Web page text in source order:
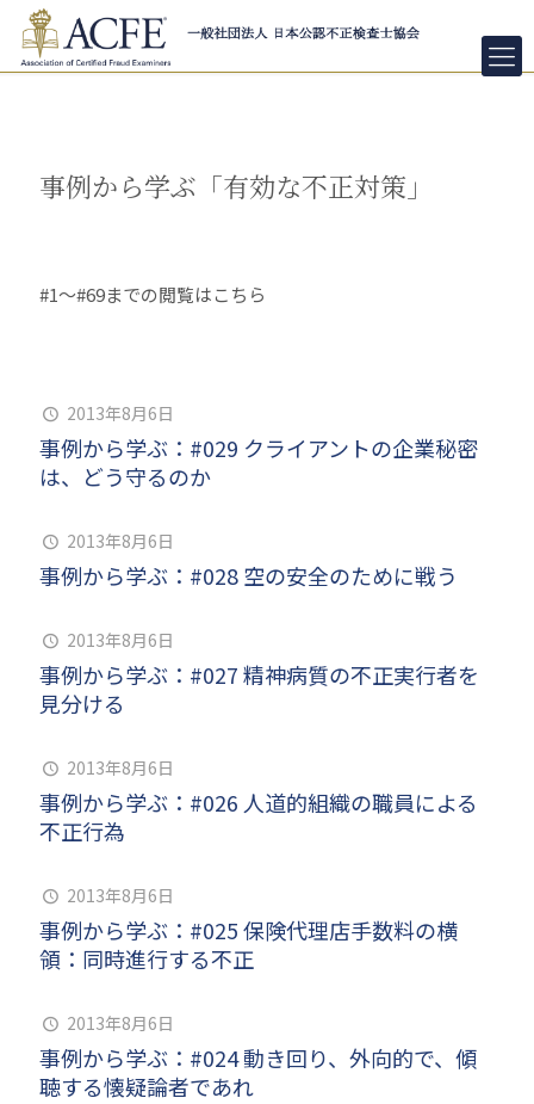
事例から学ぶ「有効な不正対策」
#1～#69までの閲覧はこちら
2013年8月6日
事例から学ぶ：#029 クライアントの企業秘密
は、どう守るのか
2013年8月6日
事例から学ぶ：#028 空の安全のために戦う
2013年8月6日
事例から学ぶ：#027 精神病質の不正実行者を
見分ける
2013年8月6日
事例から学ぶ：#026 人道的組織の職員による
不正行為
2013年8月6日
事例から学ぶ：#025 保険代理店手数料の横
領：同時進行する不正
2013年8月6日
事例から学ぶ：#024 動き回り、外向的で、傾
聴する懐疑論者であれ